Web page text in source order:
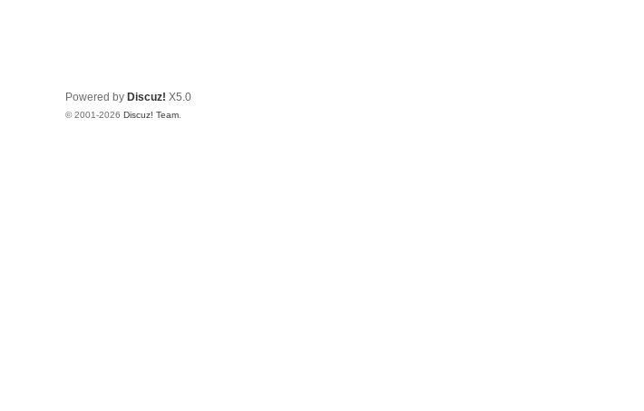
Powered by Discuz! X5.0
© 2001-2026 Discuz! Team